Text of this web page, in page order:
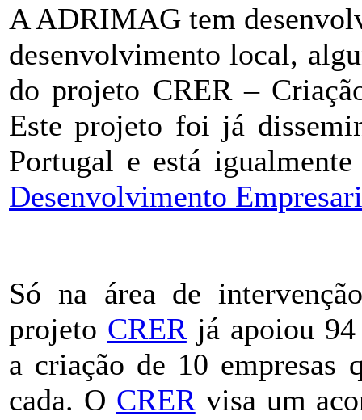
A ADRIMAG tem
desenvolvimento local,
do projeto CRER –
Este projeto foi já
Portugal e está
Desenvolvimento
Só na área de
projeto CRERjá apoiou 94
a criação de 10 empresas
cada. O CRERvisa um